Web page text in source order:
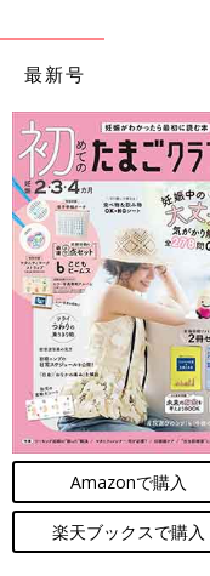
最新号
Amazonで購入
楽天ブックスで購入